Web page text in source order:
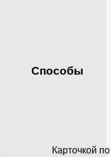
Способы
Карточкой